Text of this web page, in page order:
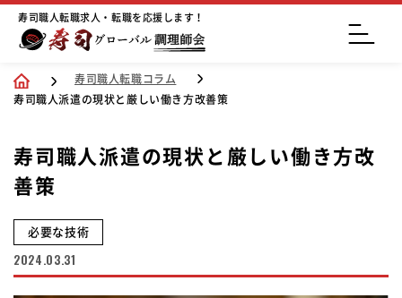
寿司職人転職求人・転職を応援します！
寿司職人転職コラム
寿司職人派遣の現状と厳しい働き方改善策
寿司職人派遣の現状と厳しい働き方改
善策
必要な技術
2024.03.31